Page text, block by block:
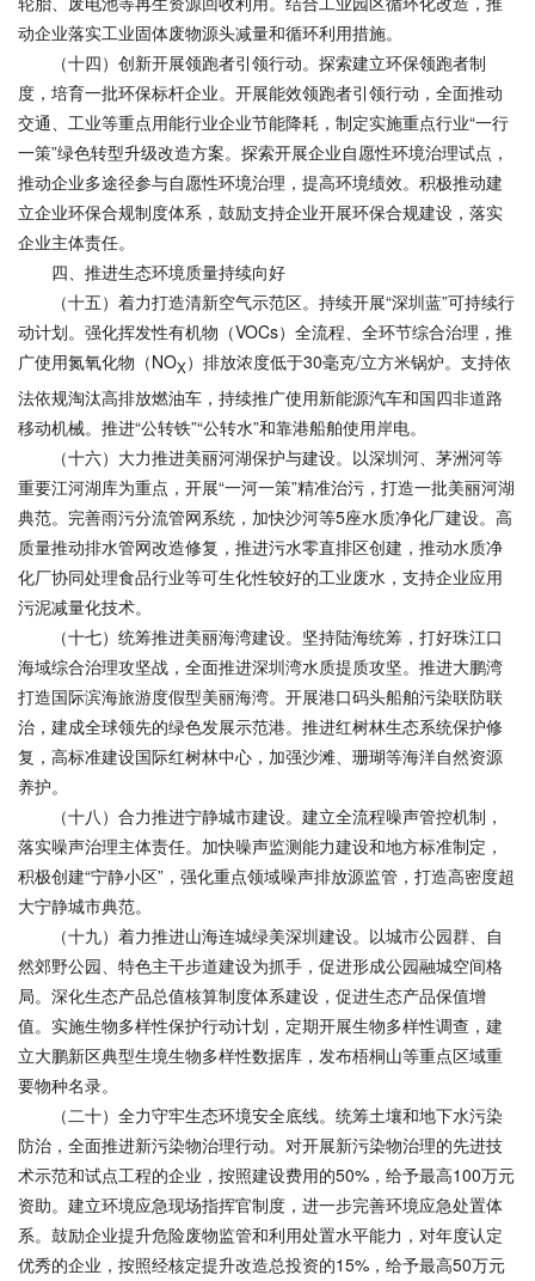
动企业落实工业固体废物源头减量和循环利用措施。
（十四）创新开展领跑者引领行动。探索建立环保领跑者制
度，培育一批环保标杆企业。开展能效领跑者引领行动，全面推动
交通、工业等重点用能行业企业节能降耗，制定实施重点行业“一行
一策”绿色转型升级改造方案。探索开展企业自愿性环境治理试点，
推动企业多途径参与自愿性环境治理，提高环境绩效。积极推动建
立企业环保合规制度体系，鼓励支持企业开展环保合规建设，落实
企业主体责任。
四、推进生态环境质量持续向好
（十五）着力打造清新空气示范区。持续开展“深圳蓝”可持续行
动计划。强化挥发性有机物（VOCs）全流程、全环节综合治理，推
广使用氮氧化物（NOX）排放浓度低于30毫克/立方米锅炉。支持依
法依规淘汰高排放燃油车，持续推广使用新能源汽车和国四非道路
移动机械。推进“公转铁”“公转水”和靠港船舶使用岸电。
（十六）大力推进美丽河湖保护与建设。以深圳河、茅洲河等
重要江河湖库为重点，开展“一河一策”精准治污，打造一批美丽河湖
典范。完善雨污分流管网系统，加快沙河等5座水质净化厂建设。高
质量推动排水管网改造修复，推进污水零直排区创建，推动水质净
化厂协同处理食品行业等可生化性较好的工业废水，支持企业应用
污泥减量化技术。
（十七）统筹推进美丽海湾建设。坚持陆海统筹，打好珠江口
海域综合治理攻坚战，全面推进深圳湾水质提质攻坚。推进大鹏湾
打造国际滨海旅游度假型美丽海湾。开展港口码头船舶污染联防联
治，建成全球领先的绿色发展示范港。推进红树林生态系统保护修
复，高标准建设国际红树林中心，加强沙滩、珊瑚等海洋自然资源
养护。
（十八）合力推进宁静城市建设。建立全流程噪声管控机制，
落实噪声治理主体责任。加快噪声监测能力建设和地方标准制定，
积极创建“宁静小区”，强化重点领域噪声排放源监管，打造高密度超
大宁静城市典范。
（十九）着力推进山海连城绿美深圳建设。以城市公园群、自
然郊野公园、特色主干步道建设为抓手，促进形成公园融城空间格
局。深化生态产品总值核算制度体系建设，促进生态产品保值增
值。实施生物多样性保护行动计划，定期开展生物多样性调查，建
立大鹏新区典型生境生物多样性数据库，发布梧桐山等重点区域重
要物种名录。
（二十）全力守牢生态环境安全底线。统筹土壤和地下水污染
防治，全面推进新污染物治理行动。对开展新污染物治理的先进技
术示范和试点工程的企业，按照建设费用的50%，给予最高100万元
资助。建立环境应急现场指挥官制度，进一步完善环境应急处置体
系。鼓励企业提升危险废物监管和利用处置水平能力，对年度认定
优秀的企业，按照经核定提升改造总投资的15%，给予最高50万元